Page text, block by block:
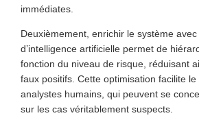
immédiates.
Deuxièmement, enrichir le système
d’intelligence artificielle permet de
fonction du niveau de risque, réduisant
faux positifs. Cette optimisation facilite
analystes humains, qui peuvent se
sur les cas véritablement suspects.